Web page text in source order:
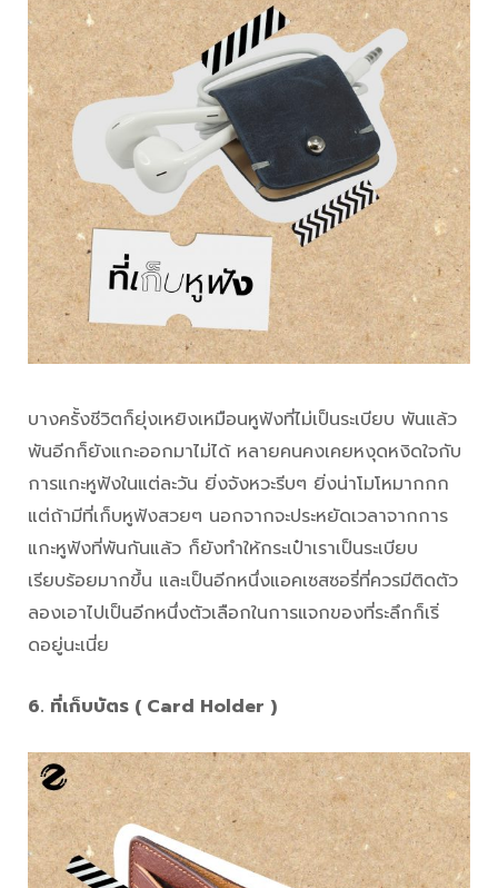
บางครั้งชีวิตก็ยุ่งเหยิงเหมือนหูฟังที่ไม่เป็นระเบียบ พันแล้ว
พันอีกก็ยังแกะออกมาไม่ได้ หลายคนคงเคยหงุดหงิดใจกับ
การแกะหูฟังในแต่ละวัน ยิ่งจังหวะรีบๆ ยิ่งน่าโมโหมากกก
แต่ถ้ามีที่เก็บหูฟังสวยๆ นอกจากจะประหยัดเวลาจากการ
แกะหูฟังที่พันกันแล้ว ก็ยังทำให้กระเป๋าเราเป็นระเบียบ
เรียบร้อยมากขึ้น และเป็นอีกหนึ่งแอคเซสซอรี่ที่ควรมีติดตัว
ลองเอาไปเป็นอีกหนึ่งตัวเลือกในการแจกของที่ระลึกก็เริ่
ดอยู่นะเนี่ย
6. ที่เก็บบัตร ( Card Holder )